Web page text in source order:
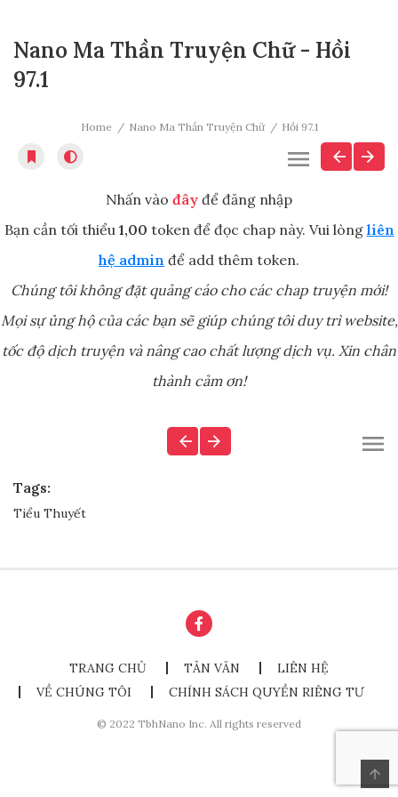
Nano Ma Thần Truyện Chữ - Hồi
97.1
Home Nano Ma Thần Truyện Chữ Hồi 97.1
Nhấn vào đây để đăng nhập
Bạn cần tối thiểu 1,00 token để đọc chap này. Vui lòng liên
hệ admin để add thêm token.
Chúng tôi không đặt quảng cáo cho các chap truyện mới!
Mọi sự ủng hộ của các bạn sẽ giúp chúng tôi duy trì website,
tốc độ dịch truyện và nâng cao chất lượng dịch vụ. Xin chân
thành cảm ơn!
Tags:
Tiểu Thuyết
TRANG CHỦ TẢN VĂN
LIÊN HỆ
VỀ CHÚNG TÔI
CHÍNH SÁCH QUYỀN RIÊNG TƯ
© 2022 TbhNano Inc. All rights reserved